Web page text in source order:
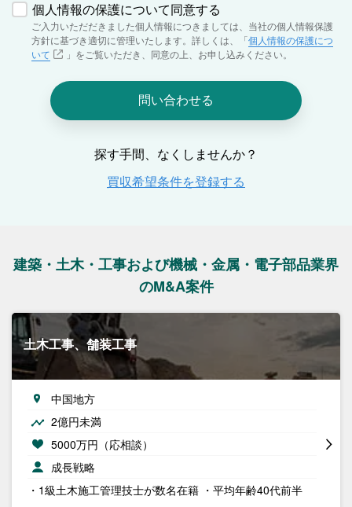
建築・土木・工事および機械・金属・電子部品業界
のM&A案件
土木工事、舗装工事
中国地方
2億円未満
5000万円（応相談）
成長戦略
・1級土木施工管理技士が数名在籍 ・平均年齢40代前半